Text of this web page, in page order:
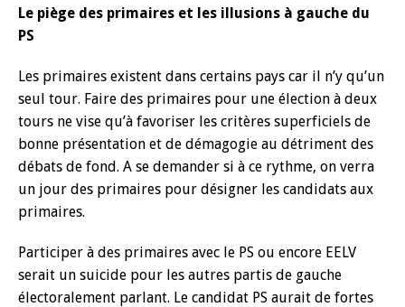
Le piège des primaires et les illusions à gauche du
PS
Les primaires existent dans certains pays car il n’y qu’un
seul tour. Faire des primaires pour une élection à deux
tours ne vise qu’à favoriser les critères superficiels de
bonne présentation et de démagogie au détriment des
débats de fond. A se demander si à ce rythme, on verra
un jour des primaires pour désigner les candidats aux
primaires.
Participer à des primaires avec le PS ou encore EELV
serait un suicide pour les autres partis de gauche
électoralement parlant. Le candidat PS aurait de fortes